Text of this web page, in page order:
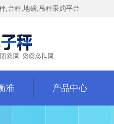
,台秤,地磅,吊秤采购平台
准 产品中心